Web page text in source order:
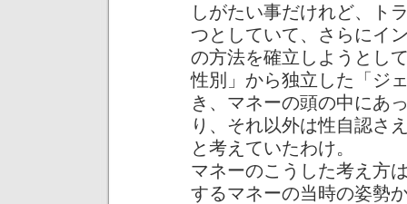
しがたい事だけれど、ト
つとしていて、さらにイ
の方法を確立しようとし
性別」から独立した「ジ
き、マネーの頭の中にあ
り、それ以外は性自認さ
と考えていたわけ。
マネーのこうした考え方
するマネーの当時の姿勢